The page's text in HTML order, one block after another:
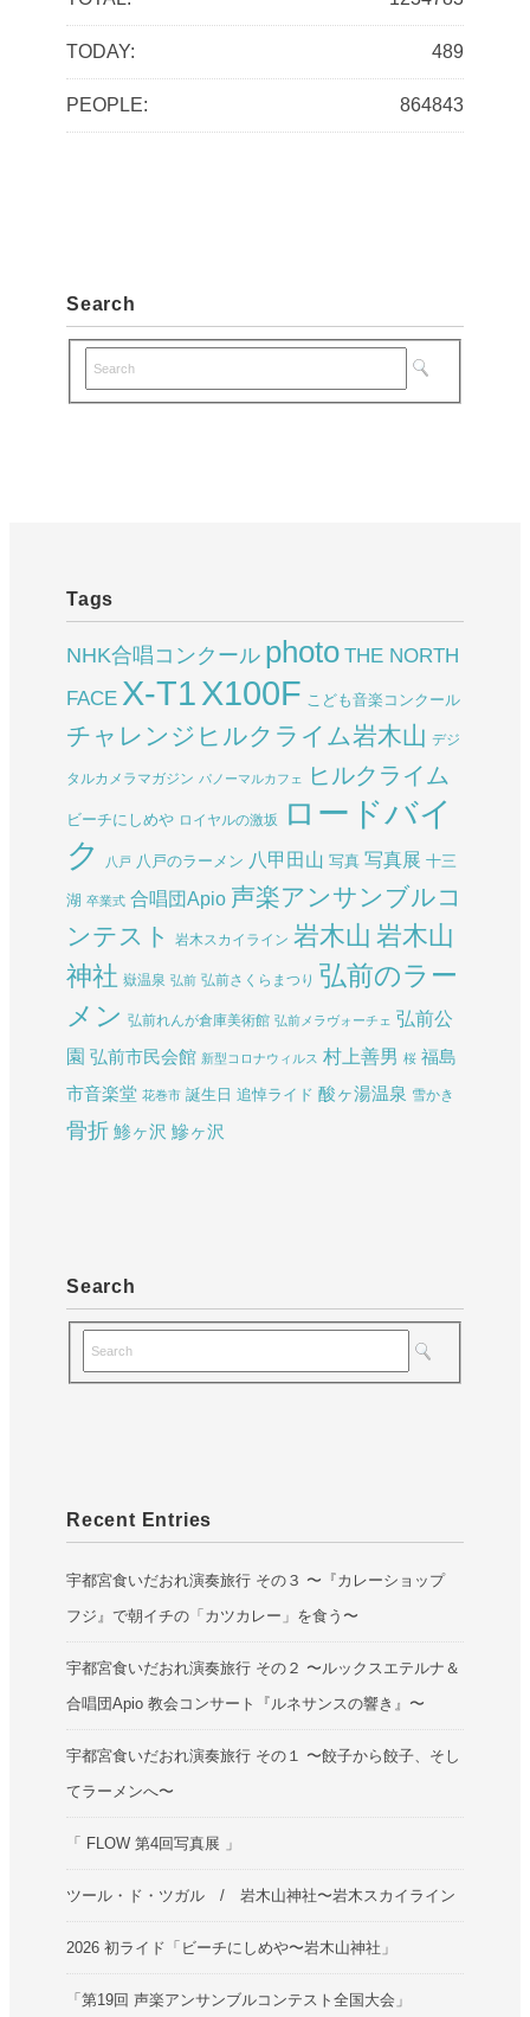
e
489
TODAY:
864843
PEOPLE:
Search
Tags
NHK合唱コンクール photo THE NORTH
FACE X-T1X100F こども音楽コンクール
チャレンジヒルクライム岩木山 デジ
タルカメラマガジン パノーマルカフェ ヒルクライム
ビーチにしめや ロイヤルの激坂
ロードバイ
ク
八戸 八戸のラーメン 八甲田山 写真 写真展 十三
湖 卒業式 合唱団Apio 声楽アンサンブルコ
ンテスト
岩木スカイライン 岩木山 岩木山
神社 嶽温泉 弘前 弘前さくらまつり 弘前のラー
メン 弘前れんが倉庫美術館 弘前メラヴォーチェ 弘前公
園 弘前市民会館 新型コロナウィルス 村上善男 桜 福島
市音楽堂 花巻市 誕生日 追悼ライド 酸ヶ湯温泉 雪かき
骨折 鯵ヶ沢 鰺ヶ沢
Search
Recent Entries
宇都宮食いだおれ演奏旅行 その３ 〜『カレーショップ
フジ』で朝イチの「カツカレー」を食う〜
宇都宮食いだおれ演奏旅行 その２ 〜ルックスエテルナ＆
合唱団Apio 教会コンサート『ルネサンスの響き』〜
宇都宮食いだおれ演奏旅行 その１ 〜餃子から餃子、そし
てラーメンへ〜
「 FLOW 第4回写真展 」
ツール・ド・ツガル / 岩木山神社〜岩木スカイライン
2026 初ライド「ビーチにしめや〜岩木山神社」
「第19回 声楽アンサンブルコンテスト全国大会」